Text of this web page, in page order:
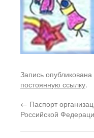
Запись опубликована
постоянную ссылку.
← Паспорт
Российской